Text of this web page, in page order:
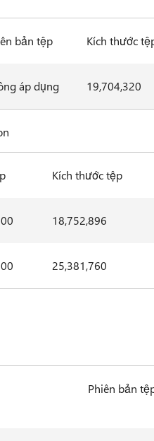
bản tệp Kích thước
áp dụng 19,704,320
Kích thước tệp
18,752,896
25,381,760
Phiên bản